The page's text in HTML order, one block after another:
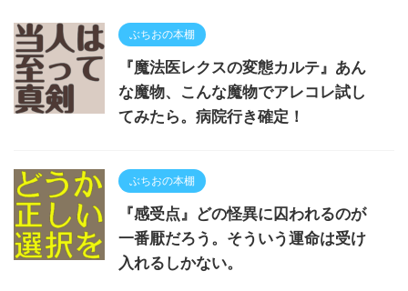
ぶちおの本棚
『魔法医レクスの変態カルテ』あん
な魔物、こんな魔物でアレコレ試し
てみたら。病院行き確定！
ぶちおの本棚
『感受点』どの怪異に囚われるのが
一番厭だろう。そういう運命は受け
入れるしかない。